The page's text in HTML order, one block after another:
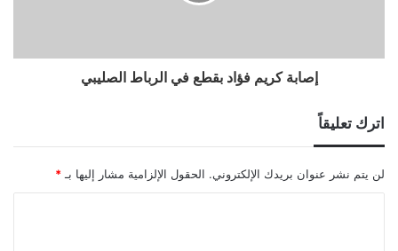
إصابة كريم فؤاد بقطع في الرباط الصليبي
اترك تعليقاً
لن يتم نشر عنوان بريدك الإلكتروني. الحقول الإلزامية مشار إليها بـ *